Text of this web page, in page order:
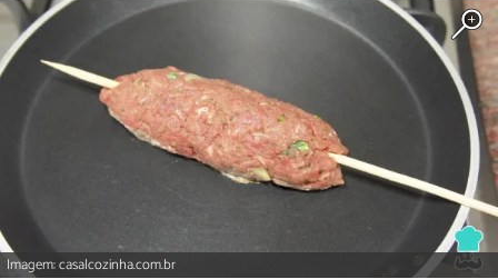
Imagem: casalcozinha.com.br